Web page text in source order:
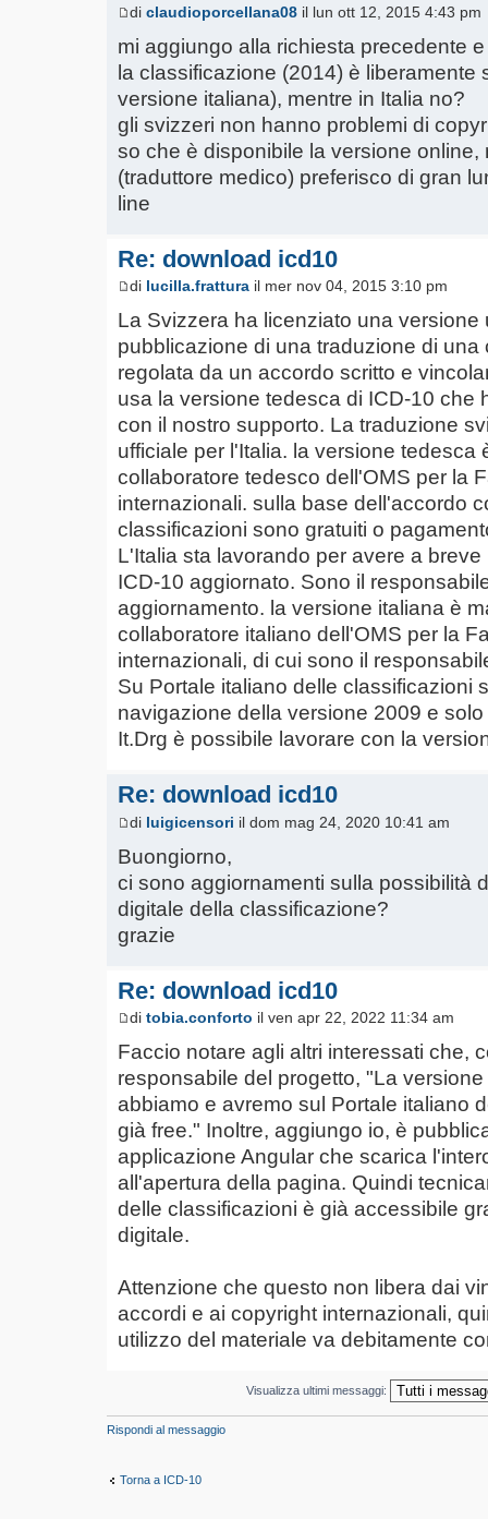
di claudioporcellana08 il lun ott 12, 2015 4:43 pm
mi aggiungo alla richiesta precedente
la classificazione (2014) è liberamente
versione italiana), mentre in Italia no?
gli svizzeri non hanno problemi di
so che è disponibile la versione online,
(traduttore medico) preferisco di gran
line
Re: download icd10
di lucilla.frattura il mer nov 04, 2015 3:10 pm
La Svizzera ha licenziato una versione
pubblicazione di una traduzione di una
regolata da un accordo scritto e
usa la versione tedesca di ICD-10 che
con il nostro supporto. La traduzione
ufficiale per l'Italia. la versione tedesca
collaboratore tedesco dell'OMS per la
internazionali. sulla base dell'accordo
classificazioni sono gratuiti o
L'Italia sta lavorando per avere a
ICD-10 aggiornato. Sono il
aggiornamento. la versione italiana è
collaboratore italiano dell'OMS per la
internazionali, di cui sono il
Su Portale italiano delle classificazioni
navigazione della versione 2009 e
It.Drg è possibile lavorare con la
Re: download icd10
di luigicensori il dom mag 24, 2020 10:41 am
Buongiorno,
ci sono aggiornamenti sulla possibilità
digitale della classificazione?
grazie
Re: download icd10
di tobia.conforto il ven apr 22, 2022 11:34 am
Faccio notare agli altri interessati che,
responsabile del progetto, "La
abbiamo e avremo sul Portale italiano
già free." Inoltre, aggiungo io, è
applicazione Angular che scarica
all'apertura della pagina. Quindi
delle classificazioni è già accessibile
digitale.
Attenzione che questo non libera dai
accordi e ai copyright internazionali,
utilizzo del materiale va debitamente
Visualizza ultimi messaggi:
Rispondi al messaggio
Torna a ICD-10